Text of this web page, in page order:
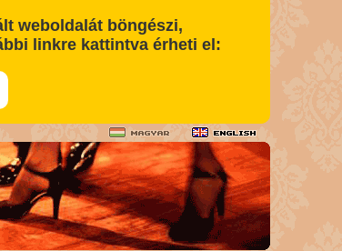
weboldalát böngészi,
linkre kattintva érheti el: